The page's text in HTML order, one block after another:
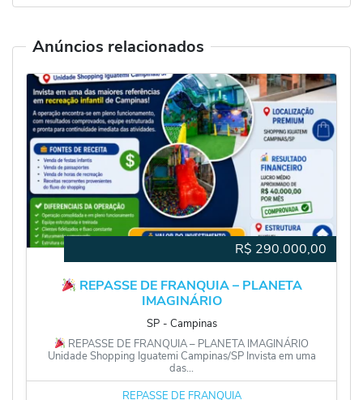
Anúncios relacionados
R$ 290.000,00
REPASSE DE FRANQUIA – PLANETA
IMAGINÁRIO
SP ‐ Campinas
REPASSE DE FRANQUIA – PLANETA IMAGINÁRIO
Unidade Shopping Iguatemi Campinas/SP Invista em uma
das...
REPASSE DE FRANQUIA